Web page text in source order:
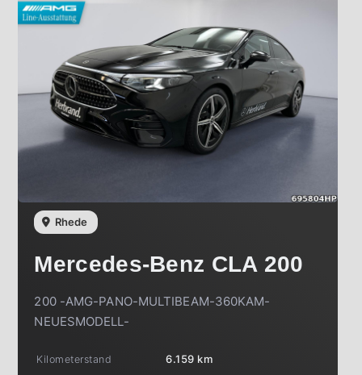
Rhede
Mercedes-Benz CLA 200
200 -AMG-PANO-MULTIBEAM-360KAM-
NEUESMODELL-
Kilometerstand
6.159 km